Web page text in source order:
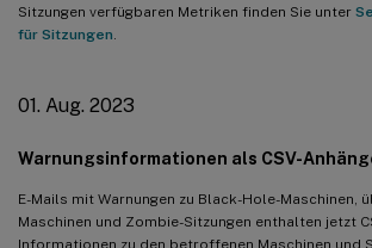
Sitzungen verfügbaren Metriken finden Sie unter
für Sitzungen
01. Aug. 2023
Warnungsinformationen als CSV-
E-Mails mit Warnungen zu Black-Hole-Maschinen,
Maschinen und Zombie-Sitzungen enthalten jetzt
Informationen zu den betroffenen Maschinen und